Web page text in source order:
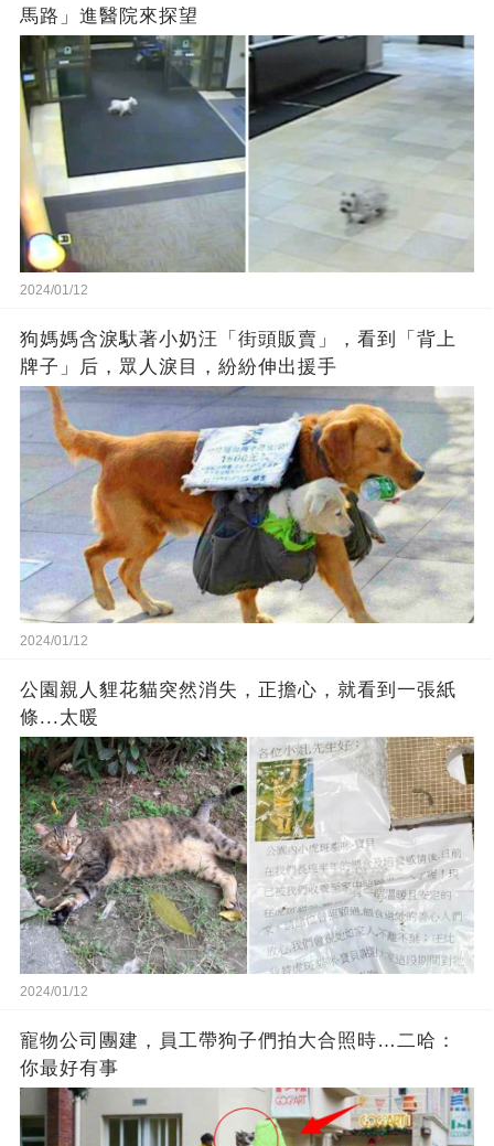
馬路」進醫院來探望
2024/01/12
狗媽媽含淚馱著小奶汪「街頭販賣」，看到「背上
牌子」后，眾人淚目，紛紛伸出援手
2024/01/12
公園親人貍花貓突然消失，正擔心，就看到一張紙
條...太暖
2024/01/12
寵物公司團建，員工帶狗子們拍大合照時…二哈：
你最好有事